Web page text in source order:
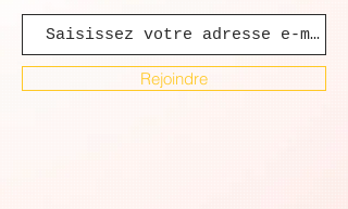
Rejoindre